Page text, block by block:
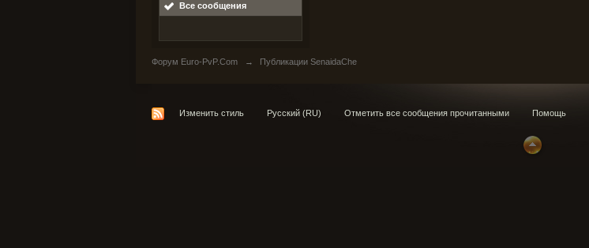
Все сообщения
Форум Euro-PvP.Com → Публикации SenaidaChe
Изменить стиль Русский (RU) Отметить все сообщения прочитанными Помощь